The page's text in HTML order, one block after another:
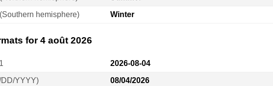
hemisphere) Winter
for 4 août 2026
2026-08-04
YYYY) 08/04/2026